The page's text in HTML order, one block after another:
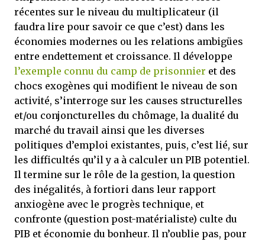
récentes sur le niveau du multiplicateur (il
faudra lire pour savoir ce que c’est) dans les
économies modernes ou les relations ambigües
entre endettement et croissance. Il développe
l’exemple connu du camp de prisonnier et des
chocs exogènes qui modifient le niveau de son
activité, s’interroge sur les causes structurelles
et/ou conjoncturelles du chômage, la dualité du
marché du travail ainsi que les diverses
politiques d’emploi existantes, puis, c’est lié, sur
les difficultés qu’il y a à calculer un PIB potentiel.
Il termine sur le rôle de la gestion, la question
des inégalités, à fortiori dans leur rapport
anxiogène avec le progrès technique, et
confronte (question post-matérialiste) culte du
PIB et économie du bonheur. Il n’oublie pas, pour